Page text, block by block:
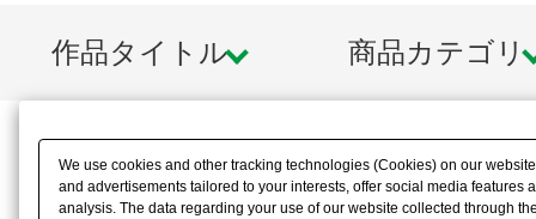
作品タイトル 商品カテゴリ
We use cookies and other tracking technologies (Cookies) on our
and advertisements tailored to your interests, offer social media features
analysis. The data regarding your use of our website collected through